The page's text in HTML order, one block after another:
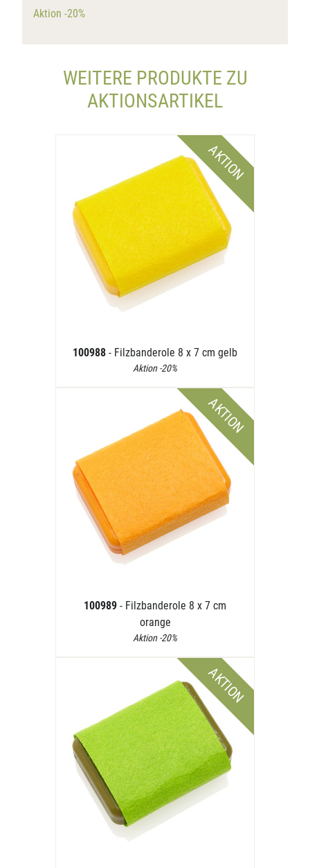
Aktion -20%
WEITERE PRODUKTE ZU
AKTIONSARTIKEL
AKTION
100988 - Filzbanderole 8 x 7 cm gelb
Aktion -20%
AKTION
100989 - Filzbanderole 8 x 7 cm
orange
Aktion -20%
AKTION